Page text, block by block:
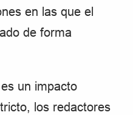
en las que el
de forma
un impacto
los redactores